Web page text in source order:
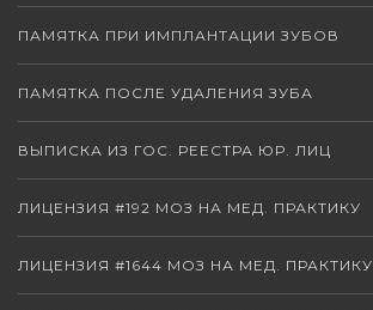
ПАМЯТКА ПРИ ИМПЛАНТАЦИИ ЗУБОВ
ПАМЯТКА ПОСЛЕ УДАЛЕНИЯ ЗУБА
ВЫПИСКА ИЗ ГОС. РЕЕСТРА ЮР. ЛИЦ
ЛИЦЕНЗИЯ #192 МОЗ НА МЕД. ПРАКТИКУ
ЛИЦЕНЗИЯ #1644 МОЗ НА МЕД. ПРАКТИКУ